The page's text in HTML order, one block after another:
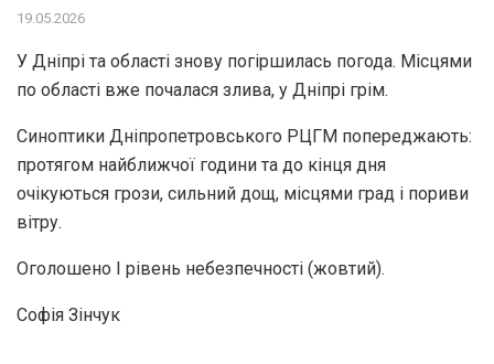
19.05.2026
У Дніпрі та області знову погіршилась погода. Місцями
по області вже почалася злива, у Дніпрі грім.
Синоптики Дніпропетровського РЦГМ попереджають:
протягом найближчої години та до кінця дня
очікуються грози, сильний дощ, місцями град і пориви
вітру.
Оголошено I рівень небезпечності (жовтий).
Софія Зінчук